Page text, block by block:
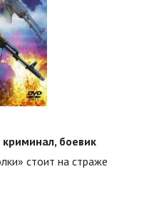
криминал, боевик
стоит на страже